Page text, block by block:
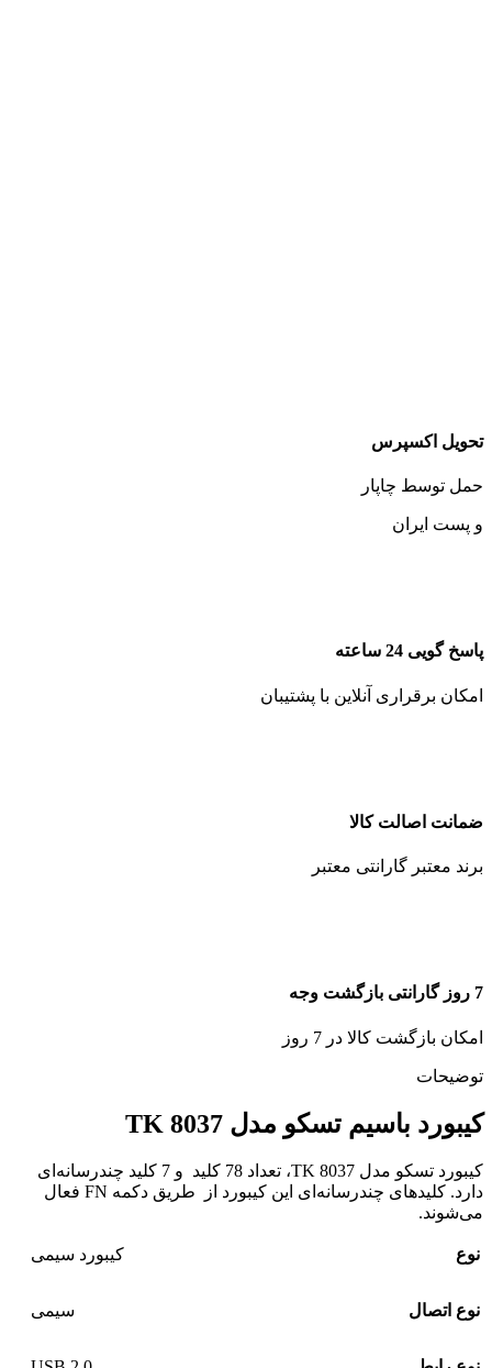
تحویل اکسپرس
حمل توسط چاپار
و پست ایران
پاسخ گویی 24 ساعته
امکان برقراری آنلاین با پشتیبان
ضمانت اصالت کالا
برند معتبر گارانتی معتبر
7 روز گارانتی بازگشت وجه
امکان بازگشت کالا در 7 روز
توضیحات
کیبورد باسیم تسکو مدل TK 8037
کیبورد تسکو مدل TK 8037، تعداد 78 کلید و 7 کلید چندرسانه‌ای
دارد. کلیدهای چندرسانه‌ای این کیبورد از طریق دکمه FN فعال
می‌شوند.
نوع کیبورد سیمی
نوع اتصال سیمی